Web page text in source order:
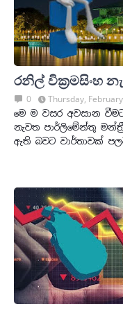
රනිල් වික්‍රමසිංහ
0
Thursday,
මෙ ම වසර අවසාන
නැවත පාර්ලිමේන්තු
ඇති බවට වාර්තාවක්